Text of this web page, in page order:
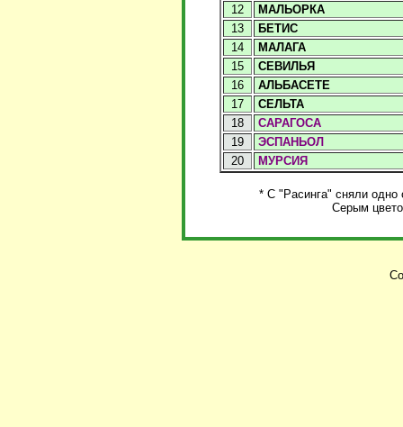
12
МАЛЬОРКА
13
БЕТИС
14
МАЛАГА
15
СЕВИЛЬЯ
16
АЛЬБАСЕТЕ
17
СЕЛЬТА
18
САРАГОСА
19
ЭСПАНЬОЛ
20
МУРСИЯ
* С "Расинга" сняли одно
Серым